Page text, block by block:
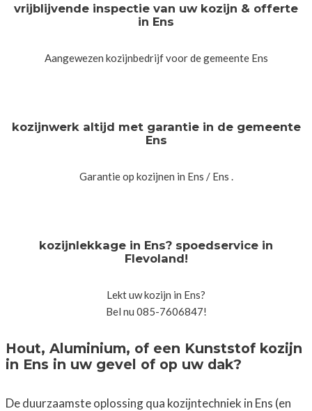
vrijblijvende inspectie van uw kozijn & offerte
in Ens
Aangewezen kozijnbedrijf voor de gemeente Ens
kozijnwerk altijd met garantie in de gemeente
Ens
Garantie op kozijnen in Ens / Ens .
kozijnlekkage in Ens? spoedservice in
Flevoland!
Lekt uw kozijn in Ens?
Bel nu 085-7606847!
Hout, Aluminium, of een Kunststof kozijn
in Ens in uw gevel of op uw dak?
De duurzaamste oplossing qua kozijntechniek in Ens (en